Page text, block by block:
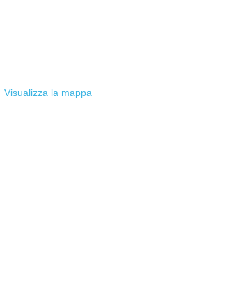
Visualizza la mappa